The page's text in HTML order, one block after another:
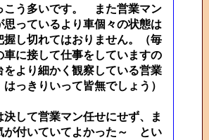
こう多いです。 また営業マン
思っているより車個々の状態は
握し切れてはおりません。（毎
車に接して仕事をしていますの
をより細かく観察している営業
っきりいって皆無でしょう）
して営業マン任せにせず、ま
が付いていてよかった～ とい